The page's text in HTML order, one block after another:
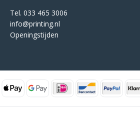
Tel. 033 465 3006
info@printing.nl
Openingstijden